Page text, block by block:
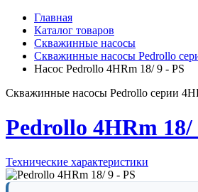
Главная
Каталог товаров
Скважинные насосы
Скважинные насосы Pedrollo
Насос Pedrollo 4HRm 18/ 9 - PS
Скважинные насосы Pedrollo серии
Pedrollo 4HRm 18/
Технические характеристики